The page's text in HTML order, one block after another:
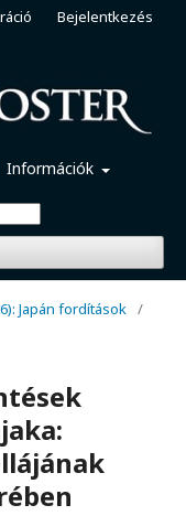
Információk
Bejelentkezés
Japán fordítások /